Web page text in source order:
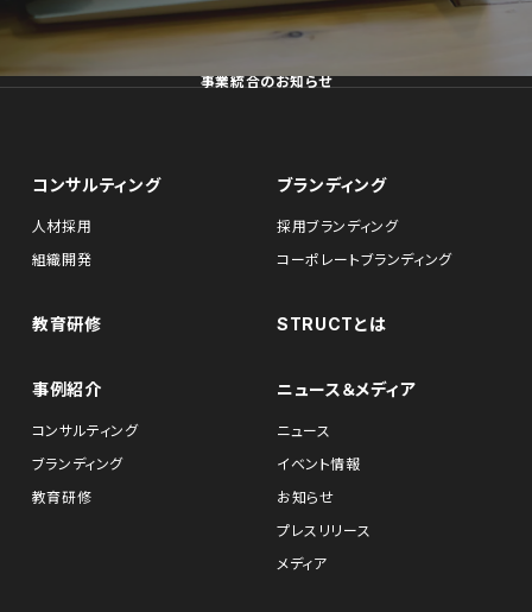
事業統合のお知らせ
コンサルティング
人材採用
組織開発
ブランディング
採用ブランディング
コーポレートブランディング
教育研修 STRUCTとは
事例紹介
コンサルティング
ブランディング
教育研修
ニュース＆メディア
ニュース
イベント情報
お知らせ
プレスリリース
メディア